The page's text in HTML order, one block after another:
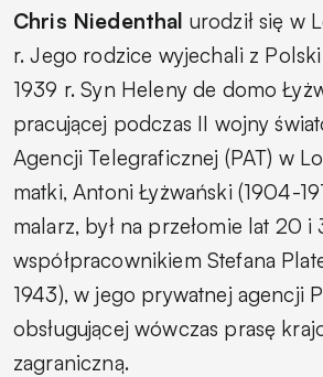
Chris Niedenthal urodził się w
r. Jego rodzice wyjechali z
1939 r. Syn Heleny de domo
pracującej podczas II wojny
Agencji Telegraficznej (PAT) w
matki, Antoni Łyżwański (1904-
malarz, był na przełomie lat 20 i
współpracownikiem Stefana
1943), w jego prywatnej agencji
obsługującej wówczas prasę
zagraniczną.